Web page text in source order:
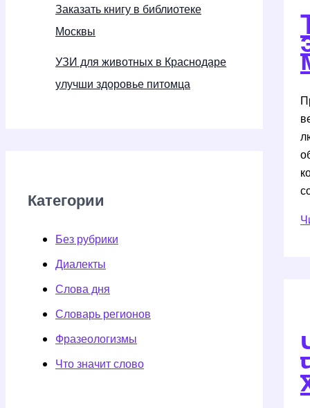
Заказать книгу в библиотеке
Москвы
УЗИ для животных в Краснодаре
улучши здоровье питомца
Категории
Без рубрики
Диалекты
Слова дня
Словарь регионов
Фразеологизмы
Что значит слово
в